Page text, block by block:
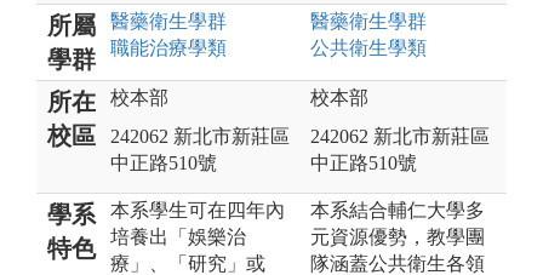
所屬
學群
醫藥衛生學群
職能治療學類
醫藥衛生學群
公共衛生學類
所在
校區
校本部
242062 新北市新莊區
中正路510號
校本部
242062 新北市新莊區
中正路510號
學系
特色
本系學生可在四年內
培養出「娛樂治
療」、「研究」或
本系結合輔仁大學多
元資源優勢，教學團
隊涵蓋公共衛生各領